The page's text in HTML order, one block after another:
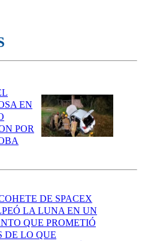
EN
POR
DE SPACEX
LA LUNA EN UN
QUE PROMETIÓ
DE LO QUE